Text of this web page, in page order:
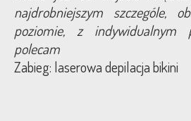
najdrobniejszym szczególe,
poziomie, z indywidualnym
polecam
Zabieg: laserowa depilacja bikini